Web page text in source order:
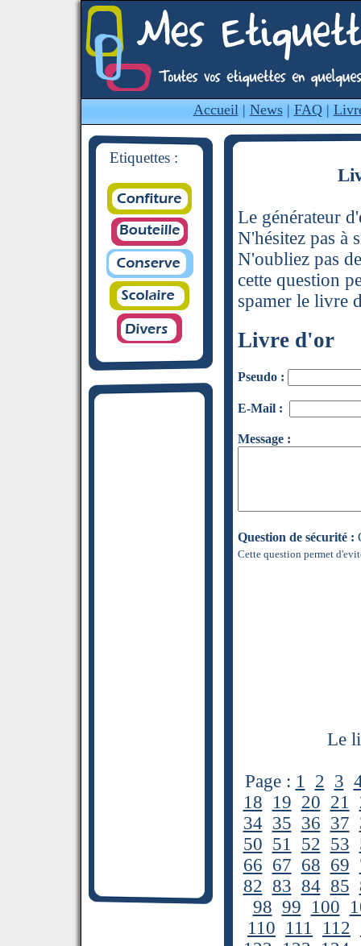
Accueil| News| FAQ|
Etiquettes :
Le générateur
N'hésitez pas à
N'oubliez pas
cette question
spamer le livre
Livre d'or
Pseudo :
E-Mail :
Message :
Question de sécurité :
Cette question permet
Le
Page : 1 2 3
18 19 20 21
34 35 36 37
50 51 52 53
66 67 68 69
82 83 84 85
98 99 100
110 111 112